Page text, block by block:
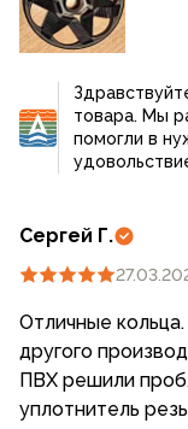
товара. Мы
помогли в
Сергей Г.
Отличные
другого
ПВХ решили
уплотнитель